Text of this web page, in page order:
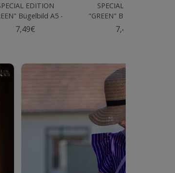
EDITION
Bügelbild A5 -
BIBI BLBERG #23
7,49€
SPECIAL EDITION
"GREEN" Bügelbild A5 -
BIBI BLBERG #25
7,49€